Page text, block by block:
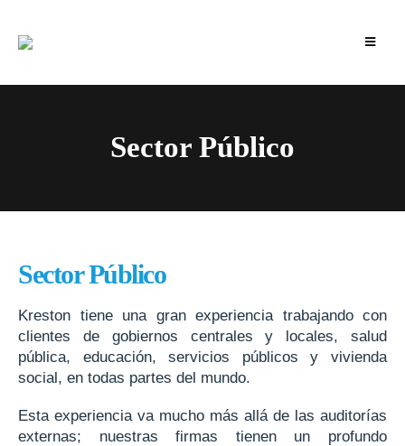
Sector Público
Sector Público
Kreston tiene una gran experiencia trabajando con
clientes de gobiernos centrales y locales, salud
pública, educación, servicios públicos y vivienda
social, en todas partes del mundo.
Esta experiencia va mucho más allá de las auditorías
externas; nuestras firmas tienen un profundo